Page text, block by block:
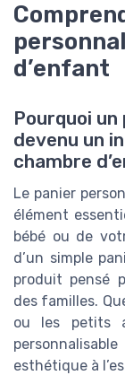
d’enfant
Pourquoi
devenu un
chambre
Le panier
élément
bébé ou de
d’un simple
produit pensé
des familles.
ou les petits
esthétique à